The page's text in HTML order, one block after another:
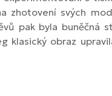
svých
pak byla buněčná
klasický obraz